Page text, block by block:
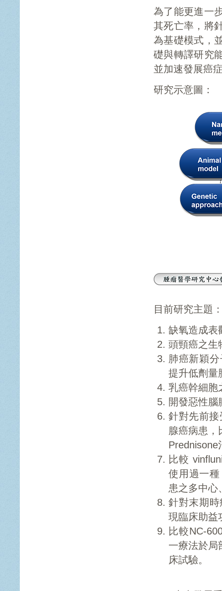
為了能更進一
其死亡率，將
為基礎模式，
礎與轉譯研究
並加速發展癌
研究示意圖：
目前研究主題
缺氧造成表
頭頸癌之生
肺癌新穎
提升低劑量
乳癌幹細胞
開發惡性腦
針對先前接
腺癌病患，
Prednisone
比較
使用過一
患之多中心
針對末期
現臨床助益
比較NC-
一療法於局
床試驗。